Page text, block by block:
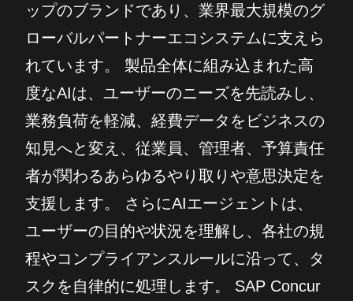
ップのブランドであり、業界最大規模のグ
ローバルパートナーエコシステムに支えら
れています。 製品全体に組み込まれた高
度なAIは、ユーザーのニーズを先読みし、
業務負荷を軽減、経費データをビジネスの
知見へと変え、従業員、管理者、予算責任
者が関わるあらゆるやり取りや意思決定を
支援します。 さらにAIエージェントは、
ユーザーの目的や状況を理解し、各社の規
程やコンプライアンスルールに沿って、タ
スクを自律的に処理します。 SAP Concur